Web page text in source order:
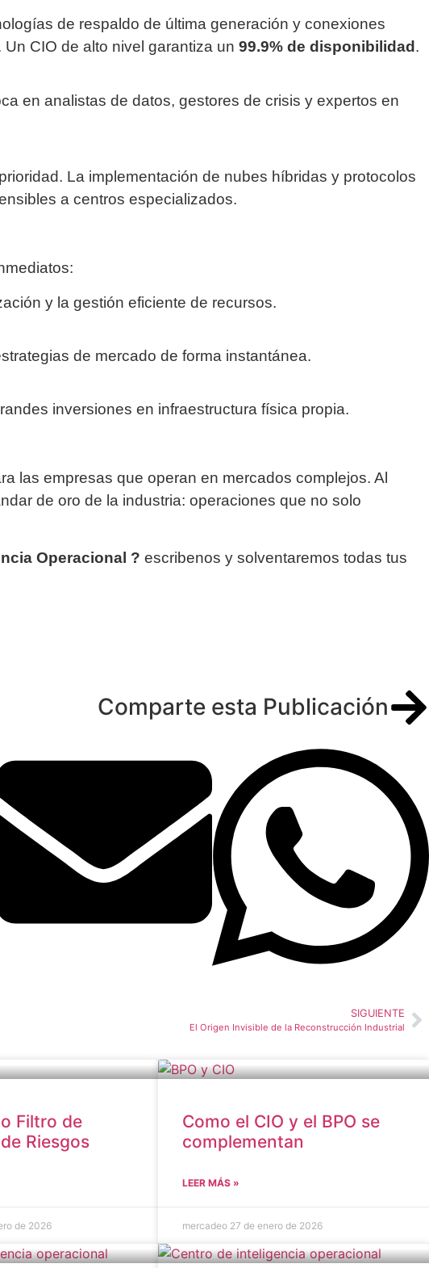
de respaldo de última generación y conexiones
CIO de alto nivel garantiza un 99.9% de disponibilidad .
en analistas de datos, gestores de crisis y expertos en
La implementación de nubes híbridas y protocolos
a centros especializados.
y la gestión eficiente de recursos.
de mercado de forma instantánea.
inversiones en infraestructura física propia.
las empresas que operan en mercados complejos. Al
de oro de la industria: operaciones que no solo
Operacional ? escribenos y solventaremos todas tus
Comparte esta Publicación
SIGUIENTE
El Origen Invisible de la Reconstrucción Industrial
Filtro de
Riesgos
de 2026
Como el CIO y el BPO se
complementan
LEER MÁS »
mercadeo 27 de enero de 2026